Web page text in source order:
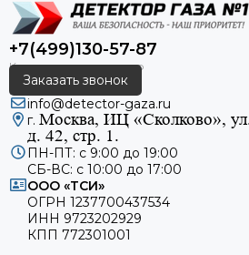
+7(499)130-57-87
Заказать звонок
info@detector-gaza.ru
г. Москва, ИЦ «Сколково»,
д. 42, стр. 1.
ПН-ПТ: с 9:00 до 19:00
СБ-ВС: с 10:00 до 17:00
ООО «ТСИ»
ОГРН 1237700437534
ИНН 9723202929
КПП 772301001